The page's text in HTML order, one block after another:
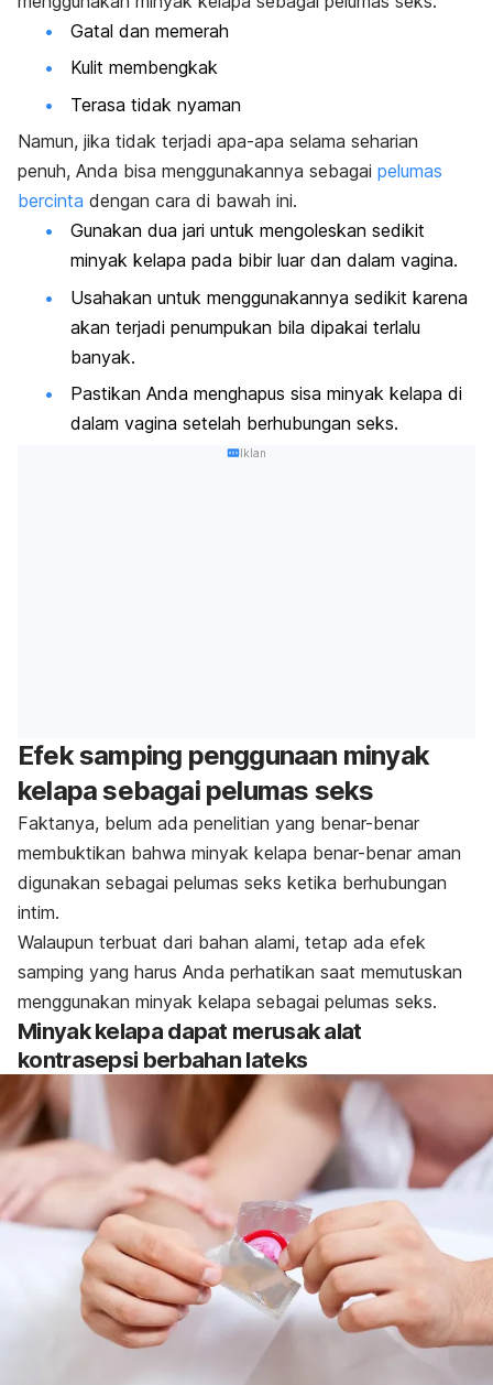
Gatal dan memerah
Kulit membengkak
Terasa tidak nyaman
Namun, jika tidak terjadi apa-apa selama seharian
penuh, Anda bisa menggunakannya sebagai pelumas
bercinta dengan cara di bawah ini.
Gunakan dua jari untuk mengoleskan sedikit
minyak kelapa pada bibir luar dan dalam vagina.
Usahakan untuk menggunakannya sedikit karena
akan terjadi penumpukan bila dipakai terlalu
banyak.
Pastikan Anda menghapus sisa minyak kelapa di
dalam vagina setelah berhubungan seks.
Iklan
Efek samping penggunaan minyak
kelapa sebagai pelumas seks
Faktanya, belum ada penelitian yang benar-benar
membuktikan bahwa minyak kelapa benar-benar aman
digunakan sebagai pelumas seks ketika berhubungan
intim.
Walaupun terbuat dari bahan alami, tetap ada efek
samping yang harus Anda perhatikan saat memutuskan
menggunakan minyak kelapa sebagai pelumas seks.
Minyak kelapa dapat merusak alat
kontrasepsi berbahan lateks